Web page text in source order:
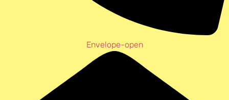
Envelope-open